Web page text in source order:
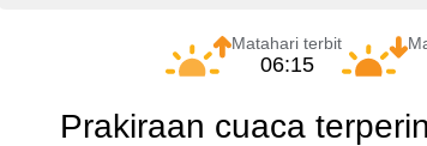
Matahari terbit
06:15
Prakiraan cuaca